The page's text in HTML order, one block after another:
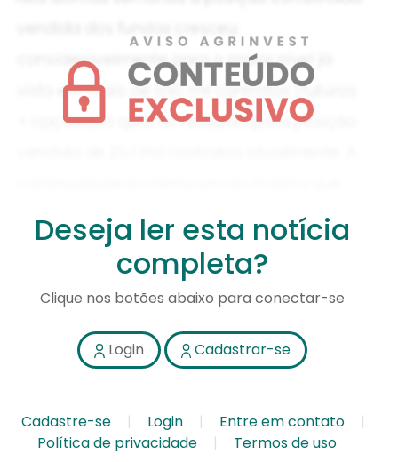
Deseja ler esta notícia
completa?
Clique nos botões abaixo para conectar-se
Login Cadastrar-se
Cadastre-se Login
Entre em contato
Política de privacidade
Termos de uso